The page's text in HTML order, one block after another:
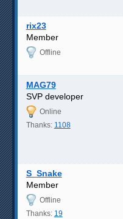
rix23
Member
Offline
MAG79
SVP developer
Online
Thanks: 1108
S_Snake
Member
Offline
Thanks: 19